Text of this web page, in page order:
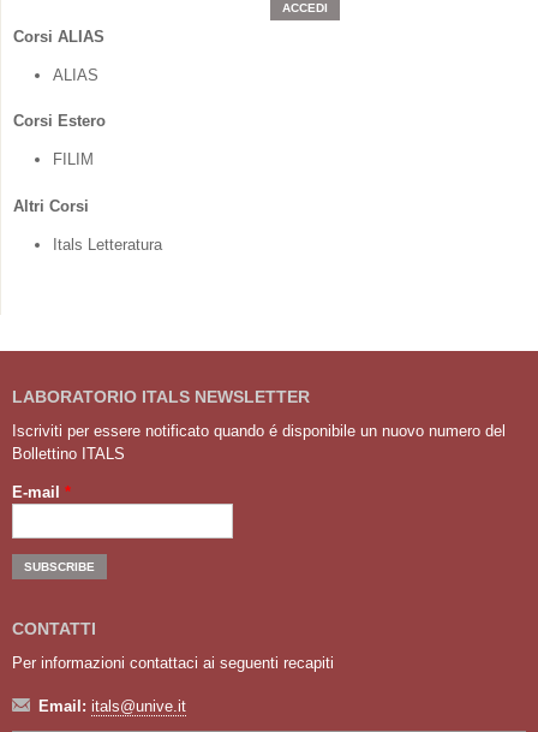
Corsi ALIAS
ALIAS
Corsi Estero
FILIM
Altri Corsi
Itals Letteratura
LABORATORIO ITALS NEWSLETTER
Iscriviti per essere notificato quando é disponibile un nuovo numero del
Bollettino ITALS
E-mail *
CONTATTI
Per informazioni contattaci ai seguenti recapiti
Email: itals@unive.it